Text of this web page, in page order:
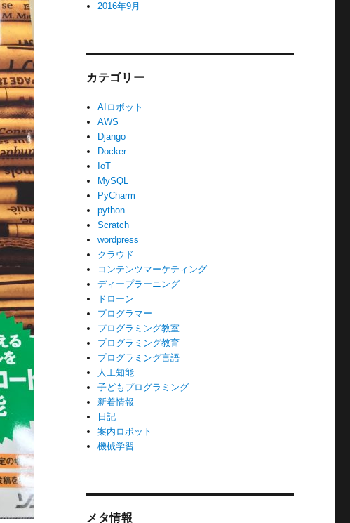
2016年9月
カテゴリー
AIロボット
AWS
Django
Docker
IoT
MySQL
PyCharm
python
Scratch
wordpress
クラウド
コンテンツマーケティング
ディープラーニング
ドローン
プログラマー
プログラミング教室
プログラミング教育
プログラミング言語
人工知能
子どもプログラミング
新着情報
日記
案内ロボット
機械学習
メタ情報